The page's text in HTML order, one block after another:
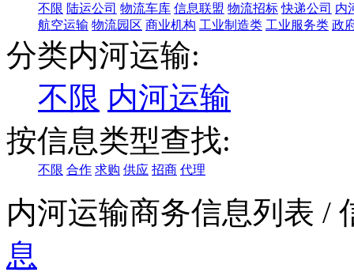
不限 陆运公司 物流车库 信息联盟 物流招标 快递公司 内
航空运输 物流园区 商业机构 工业制造类 工业服务类 政
分类内河运输:
不限 内河运输
按信息类型查找:
不限 合作 求购 供应 招商 代理
内河运输商务信息列表 /
息